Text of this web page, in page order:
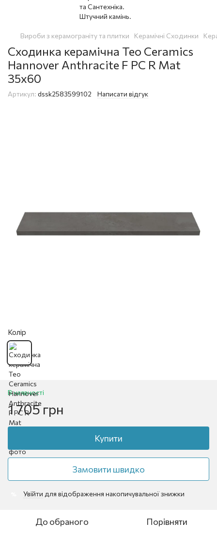
Вироби з керамограніту та плитки Керамічні Сходинки
Сходинка керамічна Teo Ceramics
Hannover Anthracite F PC R Mat
35x60
Артикул: dssk2583599102 Написати відгук
Колір
В наявності
1 705 грн
Купити
Замовити швидко
Увійти для відображення накопичувальної знижки
До обраного Порівняти